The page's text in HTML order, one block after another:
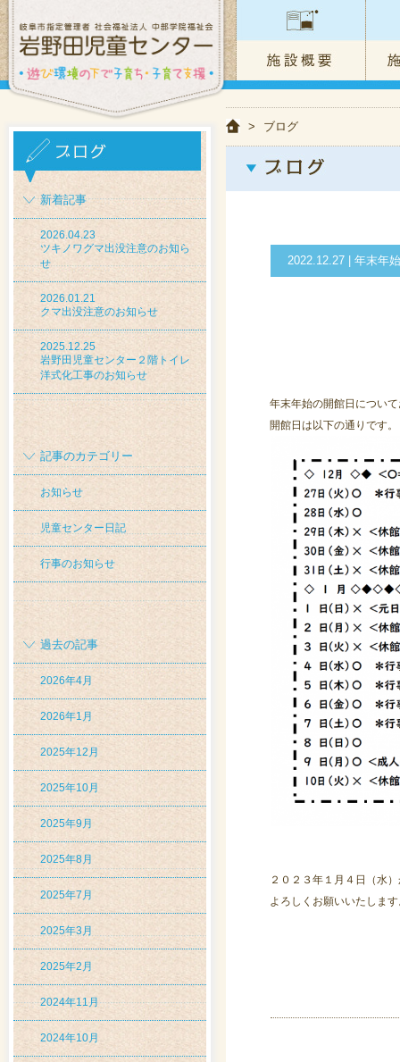
新着記事
2026.04.23
ツキノワグマ出没注意のお知ら
せ
2026.01.21
クマ出没注意のお知らせ
2025.12.25
岩野田児童センター２階トイレ
洋式化工事のお知らせ
記事のカテゴリー
お知らせ
児童センター日記
行事のお知らせ
過去の記事
2026年4月
2026年1月
2025年12月
2025年10月
2025年9月
2025年8月
2025年7月
2025年3月
2025年2月
2024年11月
2024年10月
> ブログ
2022.12.27 | 年末年
年末年始の開館日につい
開館日は以下の通りです。
２０２３年１月４日（水
よろしくお願いいたしま